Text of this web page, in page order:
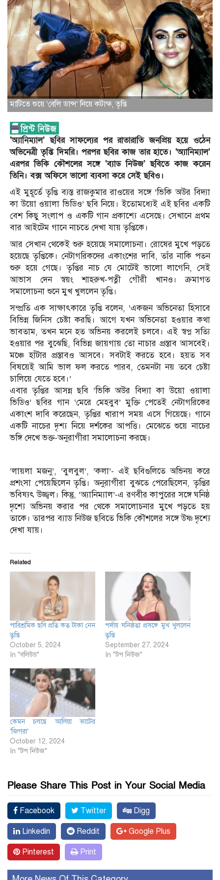
মাটিতে শুয়ে ‘বেলি ডান্স’ নিয়ে কটাক্ষ, তৃপ্তি
‘অ্যানিম্যাল’ ছবির সাফল্যের পর রাতারাতি জনপ্রিয় হয়ে ওঠেন
অভিনেত্রী তৃপ্তি দিমরি। পরপর ছবির কাজ তার হাতে। ‘অ্যানিম্যাল’
এরপর ভিকি কৌশলের সঙ্গে ‘ব্যাড নিউজ’ ছবিতে কাজ করেন
তিনি। বক্স অফিসে ভালো ব্যবসা করে সেই ছবিও।
এই মুহূর্তে তৃপ্তি ব্যস্ত রাজকুমার রাওয়ের সঙ্গে ‘ভিকি অউর বিদ্যা
কা উয়ো ওয়ালা ভিডিও’ ছবি নিয়ে। ইতোমধ্যেই এই ছবির একটি
বেশ কিছু সংলাপ ও একটি গান প্রকাশ্যে এসেছে। সেখানে প্রথম
বার আইটেম গানে নাচতে দেখা যায় তৃপ্তিকে।
আর সেখান থেকেই শুরু হয়েছে সমালোচনা। রোষের মুখে পড়তে
হয়েছে তৃপ্তিকে। নেটাগরিকদের একাংশের দাবি, তাঁর নাকি পতন
শুরু হয়ে গেছে। তৃপ্তির নাচ যে মোটেই ভালো লাগেনি, সেই
আভাস দেন স্বয়ং শাহরুখ-পত্নী গৌরী খানও। ক্রমাগত
সমালোচনা শুনে মুখ খুললেন তৃপ্তি।
সম্প্রতি এক সাক্ষাৎকারে তৃপ্তি বলেন, ‘একজন অভিনেতা হিসাবে
বিভিন্ন জিনিস চেষ্টা করছি। আগে যখন অভিনেতা হওয়ার কথা
ভাবতাম, তখন মনে হত অভিনয় করলেই চলবে। এই স্বপ্ন সত্যি
হওয়ার পর বুঝেছি, বিভিন্ন জায়গায় তো নাচার প্রস্তাব আসবেই।
মঞ্চে হাঁটার প্রস্তাবও আসবে। সবটাই করতে হবে। হয়ত সব
বিষয়েই আমি ভাল ফল করতে পারব, তেমনটা নয় তবে চেষ্টা
চালিয়ে যেতে হবে।’
এবার তৃপ্তির আসন্ন ছবি ‘ভিকি অউর বিদ্যা কা উয়ো ওয়ালা
ভিডিও’ ছবির গান ‘মেরে মেহবুব’ মুক্তি পেতেই নেটাগরিকের
একাংশ দাবি করেছেন, তৃপ্তির খারাপ সময় এসে গিয়েছে। গানে
একটি নাচের দৃশ্য নিয়ে দর্শকের আপত্তি। মেঝেতে শুয়ে নাচের
ভঙ্গি দেখে ভক্ত-অনুরাগীরা সমালোচনা করছে।
‘লায়লা মজনু’, ‘বুলবুল’, ‘কলা’- এই ছবিগুলিতে অভিনয় করে
প্রশংসা পেয়েছিলেন তৃপ্তি। অনুরাগীরা বুঝতে পেরেছিলেন, তৃপ্তির
ভবিষ্যৎ উজ্জ্বল। কিন্তু, ‘অ্যানিম্যাল’-এ রণবীর কাপুরের সঙ্গে ঘনিষ্ঠ
দৃশ্যে অভিনয় করার পর থেকে সমালোচনার মুখে পড়তে হয়
তাকে। তারপর ব্যাড নিউজ ছবিতে ভিকি কৌশলের সঙ্গে উষ্ণ দৃশ্যে
দেখা যায়।
Related
পারিশ্রমিক ছবি প্রতি কত টাকা নেন
তৃপ্তি
October 5, 2024
In "বলিউড"
পর্দায় ঘনিষ্ঠতা প্রসঙ্গে মুখ খুললেন
তৃপ্তি
September 27, 2024
In "টপ নিউজ"
কেমন চলছে আলিয়া ভাটের
‘জিগরা’
October 12, 2024
In "টপ নিউজ"
Please Share This Post in Your Social Media
Facebook Twitter Digg
Linkedin Reddit Google Plus
Pinterest Print